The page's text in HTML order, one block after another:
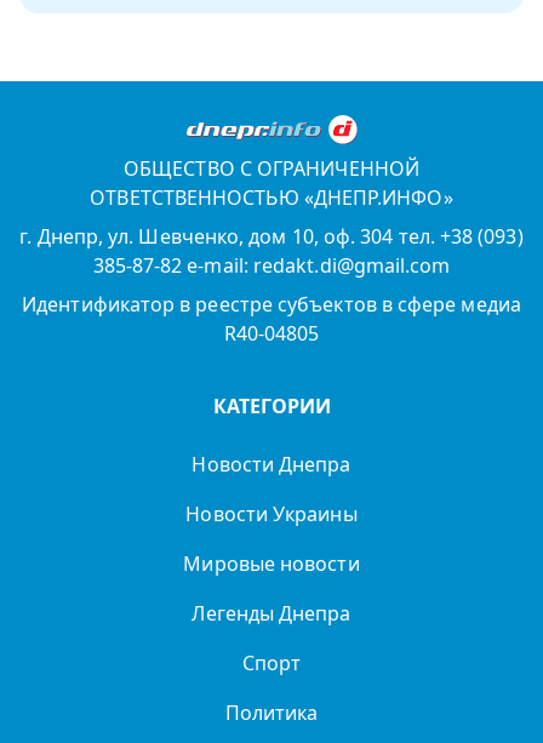
ОБЩЕСТВО С ОГРАНИЧЕННОЙ
ОТВЕТСТВЕННОСТЬЮ «ДНЕПР.ИНФО»
г. Днепр, ул. Шевченко, дом 10, оф. 304 тел. +38 (093)
385-87-82 e-mail: redakt.di@gmail.com
Идентификатор в реестре субъектов в сфере медиа
R40-04805
КАТЕГОРИИ
Новости Днепра
Новости Украины
Мировые новости
Легенды Днепра
Спорт
Политика